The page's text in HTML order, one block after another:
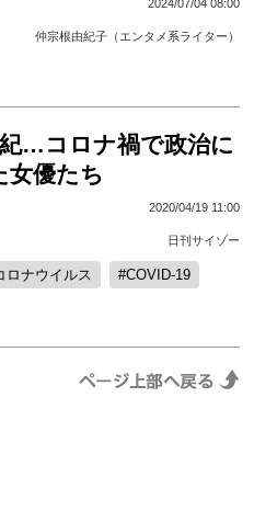
2024/07/04 08:00
仲宗根由紀子（エンタメ系ライター）
…コロナ禍で政治に
優たち
2020/04/19 11:00
日刊サイゾー
ロナウイルス COVID-19